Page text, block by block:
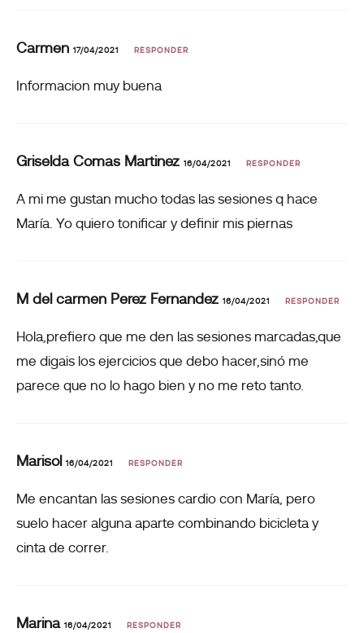
Carmen 17/04/2021 RESPONDER
Informacion muy buena
Griselda Comas Martinez 16/04/2021 RESPONDER
A mi me gustan mucho todas las sesiones q hace
María. Yo quiero tonificar y definir mis piernas
M del carmen Perez Fernandez 16/04/2021 RESPONDER
Hola,prefiero que me den las sesiones marcadas,que
me digais los ejercicios que debo hacer,sinó me
parece que no lo hago bien y no me reto tanto.
Marisol 16/04/2021 RESPONDER
Me encantan las sesiones cardio con María, pero
suelo hacer alguna aparte combinando bicicleta y
cinta de correr.
Marina 16/04/2021 RESPONDER